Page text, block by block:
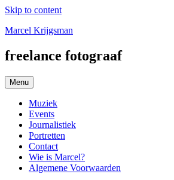
Skip to content
Marcel Krijgsman
freelance fotograaf
Menu
Muziek
Events
Journalistiek
Portretten
Contact
Wie is Marcel?
Algemene Voorwaarden